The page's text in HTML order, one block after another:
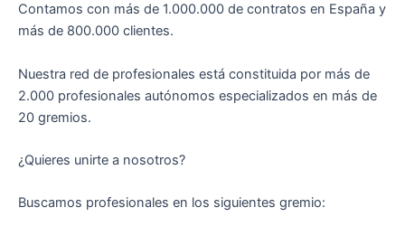
Contamos con más de 1.000.000 de contratos en España y
más de 800.000 clientes.
Nuestra red de profesionales está constituida por más de
2.000 profesionales autónomos especializados en más de
20 gremios.
¿Quieres unirte a nosotros?
Buscamos profesionales en los siguientes gremio: